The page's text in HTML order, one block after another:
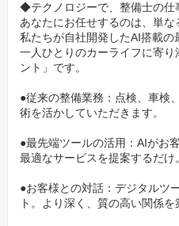
流れ作業ではなく、一人ひとり
を得られます。
年功序列は一切なし。誰
私たちの職場に、年齢や社歴の
代表自身が赤字の家業をV字回
実力を何よりも重視します。
ける風通しの良さが自慢です。
◆テクノロジーで、整備士の仕
あなたにお任せするのは、単な
私たちが自社開発したAI搭載
一人ひとりのカーライフに寄
ント」です。
●従来の整備業務：点検、車検
術を活かしていただきます。
●最先端ツールの活用：AIがお
最適なサービスを提案するだけ。
●お客様との対話：デジタルツ
ト。より深く、質の高い関係を